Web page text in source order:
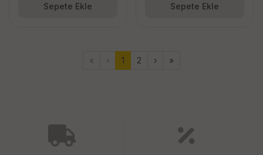
Sepete Ekle Sepete Ekle
« ‹ 1 2 › »